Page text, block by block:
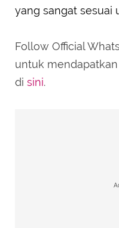
yang sangat sesuai
Follow Official
untuk
di sini.